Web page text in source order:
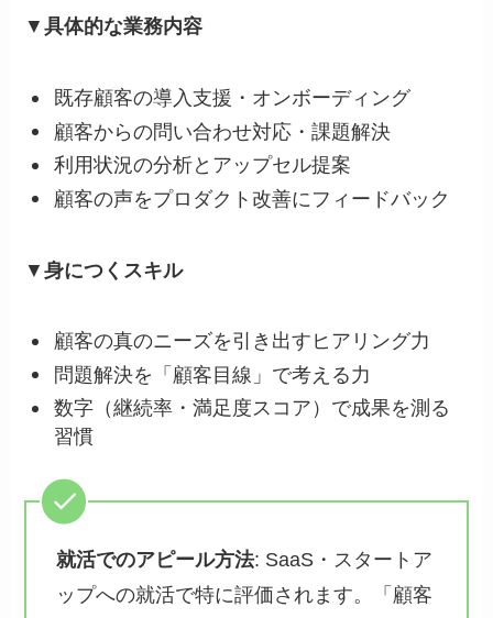
▼具体的な業務内容
既存顧客の導入支援・オンボーディング
顧客からの問い合わせ対応・課題解決
利用状況の分析とアップセル提案
顧客の声をプロダクト改善にフィードバック
▼身につくスキル
顧客の真のニーズを引き出すヒアリング力
問題解決を「顧客目線」で考える力
数字（継続率・満足度スコア）で成果を測る
習慣
就活でのアピール方法: SaaS・スタートア
ップへの就活で特に評価されます。「顧客